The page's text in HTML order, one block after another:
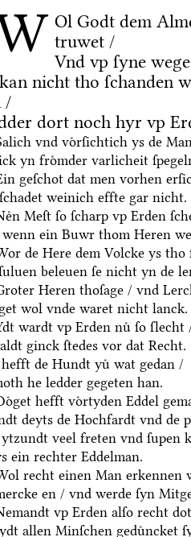
Ol Godt dem
truwet /
Vnd vp ſyne
nicht tho ſchanden
/
dort noch hyr vp
vnd voͤrſichtich ys de
yn froͤmder varlicheit
geſchot dat men vorhen
weinich effte gar nicht.
Meſt ſo ſcharp vp Erden
wenn ein Buwr thom Heren
de Here dem Volcke ys tho
beleuen ſe nicht yn de
Heren thoſage / vnd
wol vnde waret nicht lanck.
wardt vp Erden nuͤ ſo ſlecht
ginck ſtedes vor dat Recht.
de Hundt yuͤ wat gedan /
he ledder gegeten han.
hefft voͤrtyden Eddel
deyts de Hochfardt vnd de
veel freten vnd ſupen
ein rechter Eddelman.
recht einen Man erkennen
en / vnd werde ſyn
vp Erden alſo recht
allen Minſchen geduͤncket